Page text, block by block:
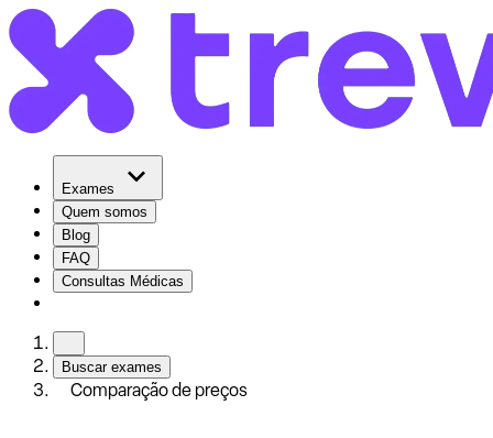
Exames
Quem somos
Blog
FAQ
Consultas Médicas
Buscar exames
Comparação de preços